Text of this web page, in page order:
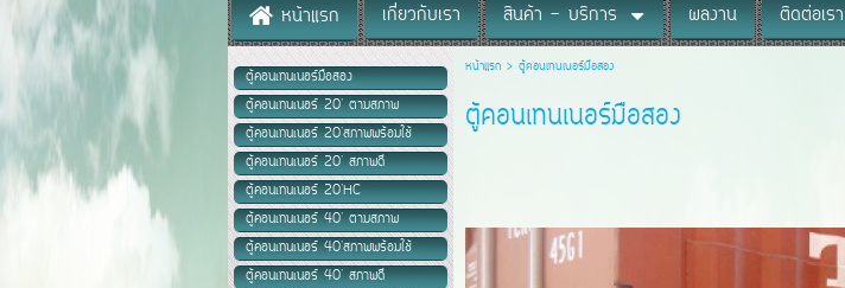
หน้าแรก เกี่ยวกับเรา สินค้า - บริการ ผลงาน ติดต่อเรา
ตู้คอนเทนเนอร์มือสอง
ตู้คอนเทนเนอร์ 20' ตามสภาพ
ตู้คอนเทนเนอร์ 20'สภาพพร้อมใช้
ตู้คอนเทนเนอร์ 20' สภาพดี
ตู้คอนเทนเนอร์ 20'HC
ตู้คอนเทนเนอร์ 40' ตามสภาพ
ตู้คอนเทนเนอร์ 40'สภาพพร้อมใช้
ตู้คอนเทนเนอร์ 40' สภาพดี
หน้าแรก > ตู้คอนเทนเนอร์มือสอง
ตู้คอนเทนเนอร์มือสอง